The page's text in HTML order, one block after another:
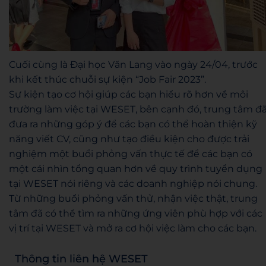
Cuối cùng là Đại học Văn Lang vào ngày 24/04, trước
khi kết thúc chuỗi sự kiện “Job Fair 2023”.
Sự kiện tạo cơ hội giúp các bạn hiểu rõ hơn về môi
trường làm việc tại WESET, bên cạnh đó, trung tâm
đưa ra những góp ý để các bạn có thể hoàn thiện kỹ
năng viết CV, cũng như tạo điều kiện cho được trải
nghiệm một buổi phỏng vấn thực tế để các bạn có
một cái nhìn tổng quan hơn về quy trình tuyển dụng
tại WESET nói riêng và các doanh nghiệp nói chung.
Từ những buổi phỏng vấn thử, nhận việc thật, trung
tâm đã có thể tìm ra những ứng viên phù hợp với các
vị trí tại WESET và mở ra cơ hội việc làm cho các bạn.
Thông tin liên hệ WESET